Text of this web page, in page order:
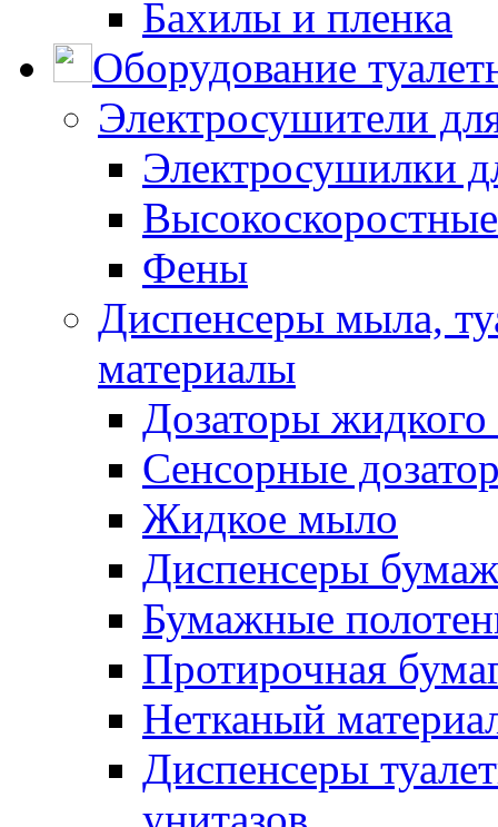
Бахилы и пленка
Оборудование
Электросушители
Электросушилки
Фены
Диспенсеры мыла,
материалы
Дозаторы
Сенсорные
Жидкое мыло
Диспенсеры
Бумажные
Протирочная
Нетканый
Диспенсеры